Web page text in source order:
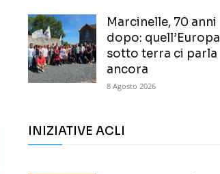
Marcinelle, 70 anni
dopo: quell’Europa
sotto terra ci parla
ancora
8 Agosto 2026
INIZIATIVE ACLI